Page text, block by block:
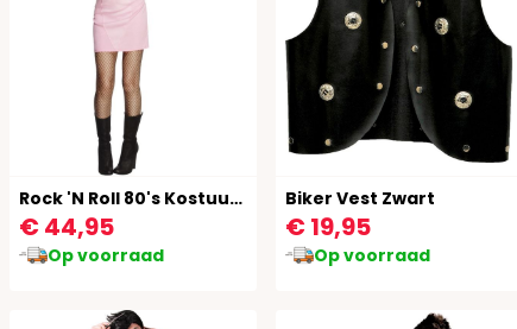
Rock 'N Roll 80's Kostuum Vrouwen
€ 44,95
Op voorraad
Biker Vest Zwart
€ 19,95
Op voorraad